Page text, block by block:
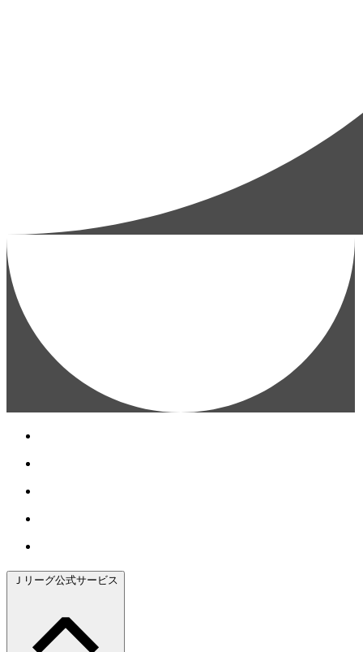
Ｊリーグ公式サービス